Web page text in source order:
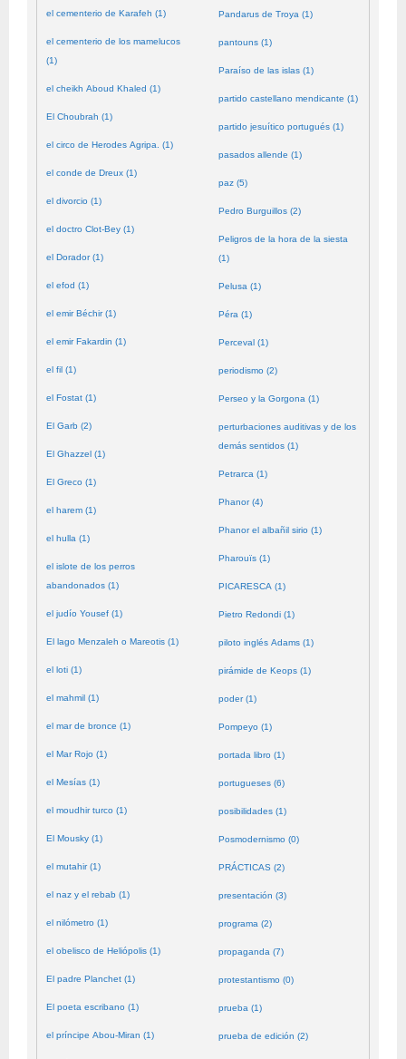
el cementerio de Karafeh (1)
el cementerio de los mamelucos
(1)
el cheikh Aboud Khaled (1)
El Choubrah (1)
el circo de Herodes Agripa. (1)
el conde de Dreux (1)
el divorcio (1)
el doctro Clot-Bey (1)
el Dorador (1)
el efod (1)
el emir Béchir (1)
el emir Fakardin (1)
el fil (1)
el Fostat (1)
El Garb (2)
El Ghazzel (1)
El Greco (1)
el harem (1)
el hulla (1)
el islote de los perros
abandonados (1)
el judío Yousef (1)
El lago Menzaleh o Mareotis (1)
el loti (1)
el mahmil (1)
el mar de bronce (1)
el Mar Rojo (1)
el Mesías (1)
el moudhir turco (1)
El Mousky (1)
el mutahir (1)
el naz y el rebab (1)
el nilómetro (1)
el obelisco de Heliópolis (1)
El padre Planchet (1)
El poeta escribano (1)
el príncipe Abou-Miran (1)
Pandarus de Troya (1)
pantouns (1)
Paraíso de las islas (1)
partido castellano mendicante (1)
partido jesuítico portugués (1)
pasados allende (1)
paz (5)
Pedro Burguillos (2)
Peligros de la hora de la siesta
(1)
Pelusa (1)
Péra (1)
Perceval (1)
periodismo (2)
Perseo y la Gorgona (1)
perturbaciones auditivas y de los
demás sentidos (1)
Petrarca (1)
Phanor (4)
Phanor el albañil sirio (1)
Pharouïs (1)
PICARESCA (1)
Pietro Redondi (1)
piloto inglés Adams (1)
pirámide de Keops (1)
poder (1)
Pompeyo (1)
portada libro (1)
portugueses (6)
posibilidades (1)
Posmodernismo (0)
PRÁCTICAS (2)
presentación (3)
programa (2)
propaganda (7)
protestantismo (0)
prueba (1)
prueba de edición (2)